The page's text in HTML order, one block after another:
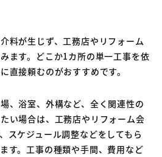
料が生じず、工務店やリフォーム
ます。どこか1カ所の単一工事を依
直接頼むのがおすすめです。
、浴室、外構など、全く関連性の
い場合は、工務店やリフォーム会
スケジュール調整などをしてもら
す。工事の種類や手間、費用など